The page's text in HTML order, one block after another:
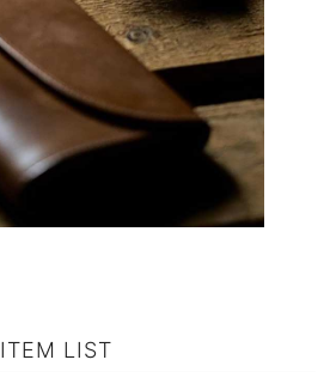
ITEM LIST